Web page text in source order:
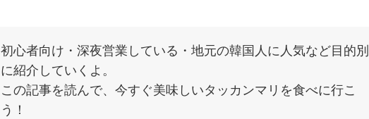
初心者向け・深夜営業している・地元の韓国人に人気など目的別
に紹介していくよ。
この記事を読んで、今すぐ美味しいタッカンマリを食べに行こ
う！